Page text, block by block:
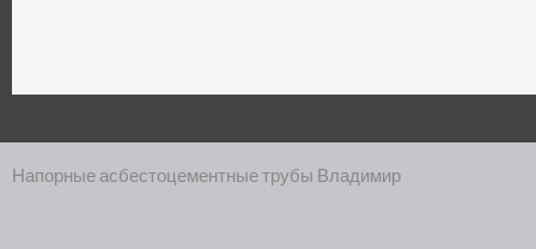
Напорные асбестоцементные трубы Владимир